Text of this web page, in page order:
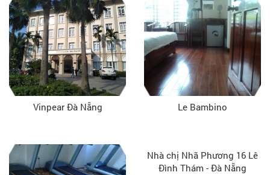
Vinpear Đà Nẵng Le Bambino
Nhà chị Nhã Phương 16 Lê
Đình Thám - Đà Nẵng